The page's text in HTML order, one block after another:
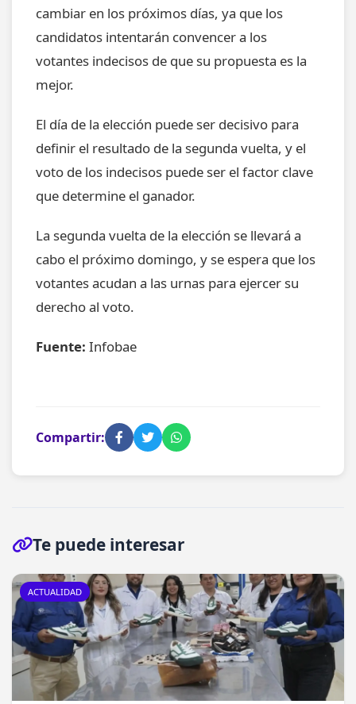
cambiar en los próximos días, ya que los
candidatos intentarán convencer a los
votantes indecisos de que su propuesta es la
mejor.
El día de la elección puede ser decisivo para
definir el resultado de la segunda vuelta, y el
voto de los indecisos puede ser el factor clave
que determine el ganador.
La segunda vuelta de la elección se llevará a
cabo el próximo domingo, y se espera que los
votantes acudan a las urnas para ejercer su
derecho al voto.
Fuente: Infobae
Compartir:
Te puede interesar
ACTUALIDAD